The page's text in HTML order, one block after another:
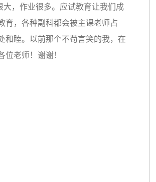
，作业很多。应试教育让我们成
育，各种副科都会被主课老师占
和睦。以前那个不苟言笑的我，在
老师！谢谢！